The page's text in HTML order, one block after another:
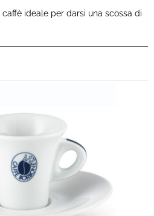
ideale per darsi una scossa di